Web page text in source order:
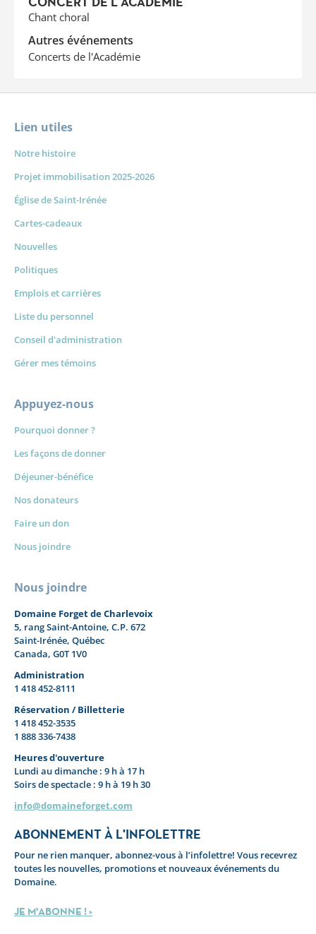
Chant choral
Autres événements
Concerts de l'Académie
Nous joindre
Domaine Forget de Charlevoix
5, rang Saint-Antoine, C.P. 672
Saint-Irénée, Québec
Canada, G0T 1V0
Administration
1 418 452-8111
Réservation / Billetterie
1 418 452-3535
1 888 336-7438
Heures d'ouverture
Lundi au dimanche : 9 h à 17 h
Soirs de spectacle : 9 h à 19 h 30
info@domaineforget.com
ABONNEMENT À L'INFOLETTRE
Pour ne rien manquer, abonnez-vous à l’infolettre! Vous recevrez
toutes les nouvelles, promotions et nouveaux événements du
Domaine.
JE M'ABONNE ! >
Lien utiles
Notre histoire
Projet immobilisation 2025-2026
Église de Saint-Irénée
Cartes-cadeaux
Nouvelles
Politiques
Emplois et carrières
Liste du personnel
Conseil d'administration
Gérer mes témoins
Appuyez-nous
Pourquoi donner ?
Les façons de donner
Déjeuner-bénéfice
Nos donateurs
Faire un don
Nous joindre